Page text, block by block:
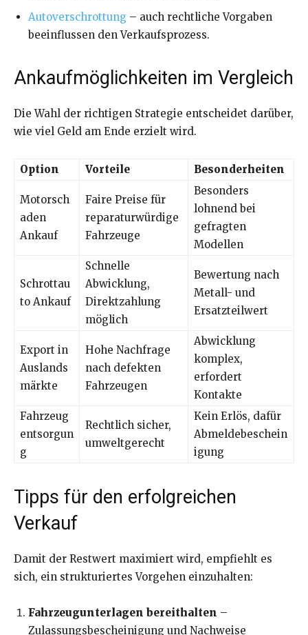
Autoverschrottung – auch rechtliche Vorgaben
beeinflussen den Verkaufsprozess.
Ankaufmöglichkeiten im Vergleich
Die Wahl der richtigen Strategie entscheidet darüber,
wie viel Geld am Ende erzielt wird.
Option Vorteile Besonderheiten
Motorsch
aden
Ankauf
Faire Preise für
reparaturwürdige
Fahrzeuge
Besonders
lohnend bei
gefragten
Modellen
Schrottau
to Ankauf
Schnelle
Abwicklung,
Direktzahlung
möglich
Bewertung nach
Metall- und
Ersatzteilwert
Export in
Auslands
märkte
Hohe Nachfrage
nach defekten
Fahrzeugen
Abwicklung
komplex,
erfordert
Kontakte
Fahrzeug
entsorgun
g
Rechtlich sicher,
umweltgerecht
Kein Erlös, dafür
Abmeldebeschein
igung
Tipps für den erfolgreichen
Verkauf
Damit der Restwert maximiert wird, empfiehlt es
sich, ein strukturiertes Vorgehen einzuhalten:
Fahrzeugunterlagen bereithalten –
Zulassungsbescheinigung und Nachweise